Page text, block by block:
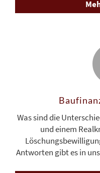
Was sind die
und einem
Antworten gibt es in